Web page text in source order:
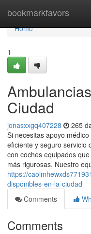
bookmarkfavors
Home
Home
1
Ciudad
jonasxxgq407228 265
Si necesitas apoyo
eficiente y seguro servicio
con coches equipados
más rigurosas. Nuestro
https://
disponibles-en-la-ciudad
Comments
Comments